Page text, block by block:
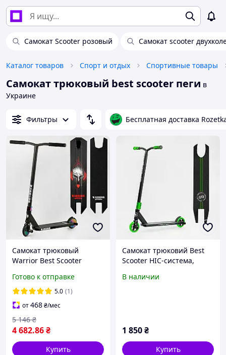
Самокат Scooter розовый Самокат scooter
Каталог товаров Спорт и отдых Спортивные товары
Самокат трюковый best scooter пеги в
Украине
Фильтры Бесплатная доставка
Самокат трюковый
Warrior Best Scooter
мм, HIC-система, пеги,
алюминиевый диск и
дека,
Готово к отправке
5.0 (1)
от468₴/мес
4 682.86₴
5 146 ₴
Купить
Самокат трюковий Best
Scooter HIC-система,
керма - 52 см, в коробці
В наличии
1 850₴
Купить